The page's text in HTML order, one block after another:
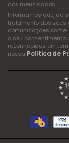
dos meus dados
Informamos que, ao
tratamento dos seus
comunicações
o seu consentimento
reconhecidos em
nossa Política de